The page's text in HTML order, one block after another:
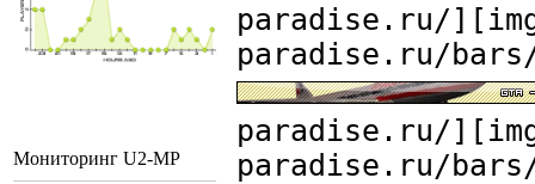
Мониторинг U2-MP
paradise.ru/
paradise.ru/
paradise.ru/
paradise.ru/